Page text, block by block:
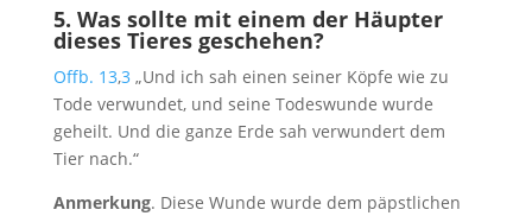
5. Was sollte mit einem der Häupter
dieses Tieres geschehen?
Offb. 13,3„Und ich sah einen seiner Köpfe wie zu
Tode verwundet, und seine Todeswunde wurde
geheilt. Und die ganze Erde sah verwundert dem
Tier nach.“
Anmerkung. Diese Wunde wurde dem päpstlichen